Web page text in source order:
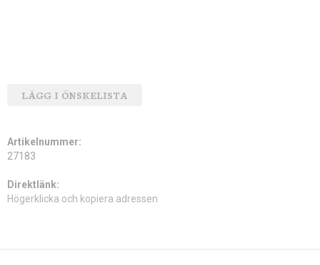
LÄGG I ÖNSKELISTA
Artikelnummer:
27183
Direktlänk:
Högerklicka och kopiera adressen